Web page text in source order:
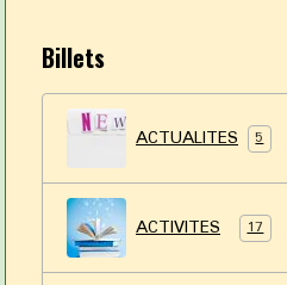
Billets
ACTUALITES 5
ACTIVITES 17